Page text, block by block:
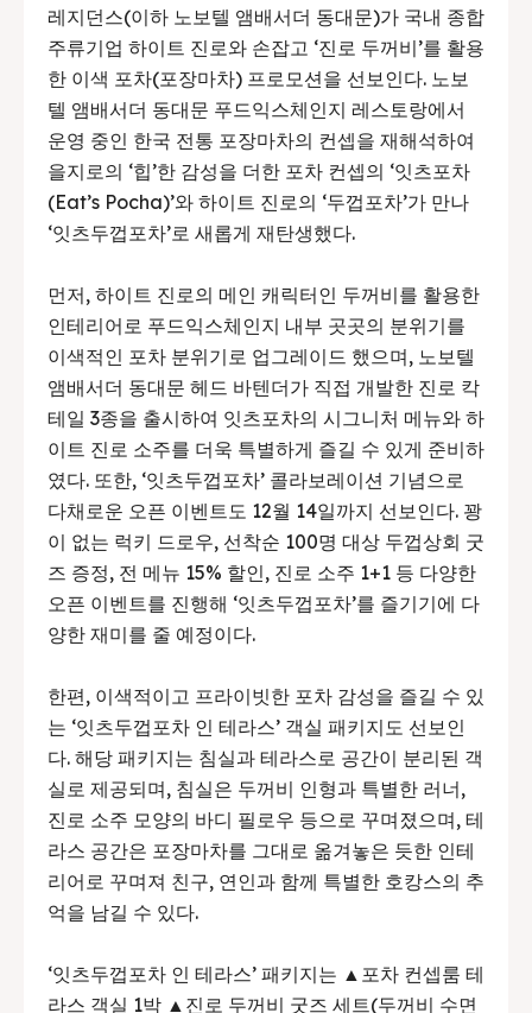
레지던스(이하 노보텔 앰배서더 동대문)가 국내 종합
주류기업 하이트 진로와 손잡고 ‘진로 두꺼비’를 활용
한 이색 포차(포장마차) 프로모션을 선보인다. 노보
텔 앰배서더 동대문 푸드익스체인지 레스토랑에서
운영 중인 한국 전통 포장마차의 컨셉을 재해석하여
을지로의 ‘힙’한 감성을 더한 포차 컨셉의 ‘잇츠포차
(Eat’s Pocha)’와 하이트 진로의 ‘두껍포차’가 만나
‘잇츠두껍포차’로 새롭게 재탄생했다.
먼저, 하이트 진로의 메인 캐릭터인 두꺼비를 활용한
인테리어로 푸드익스체인지 내부 곳곳의 분위기를
이색적인 포차 분위기로 업그레이드 했으며, 노보텔
앰배서더 동대문 헤드 바텐더가 직접 개발한 진로 칵
테일 3종을 출시하여 잇츠포차의 시그니처 메뉴와 하
이트 진로 소주를 더욱 특별하게 즐길 수 있게 준비하
였다. 또한, ‘잇츠두껍포차’ 콜라보레이션 기념으로
다채로운 오픈 이벤트도 12월 14일까지 선보인다. 꽝
이 없는 럭키 드로우, 선착순 100명 대상 두껍상회 굿
즈 증정, 전 메뉴 15% 할인, 진로 소주 1+1 등 다양한
오픈 이벤트를 진행해 ‘잇츠두껍포차’를 즐기기에 다
양한 재미를 줄 예정이다.
한편, 이색적이고 프라이빗한 포차 감성을 즐길 수 있
는 ‘잇츠두껍포차 인 테라스’ 객실 패키지도 선보인
다. 해당 패키지는 침실과 테라스로 공간이 분리된 객
실로 제공되며, 침실은 두꺼비 인형과 특별한 러너,
진로 소주 모양의 바디 필로우 등으로 꾸며졌으며, 테
라스 공간은 포장마차를 그대로 옮겨놓은 듯한 인테
리어로 꾸며져 친구, 연인과 함께 특별한 호캉스의 추
억을 남길 수 있다.
‘잇츠두껍포차 인 테라스’ 패키지는 ▲포차 컨셉룸 테
라스 객실 1박 ▲진로 두꺼비 굿즈 세트(두꺼비 수면